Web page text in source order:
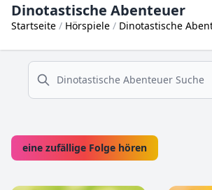
Dinotastische Abenteuer
Startseite Hörspiele Dinotastische
suche
eine zufällige Folge hören